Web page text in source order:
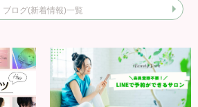
ブログ(新着情報)一覧